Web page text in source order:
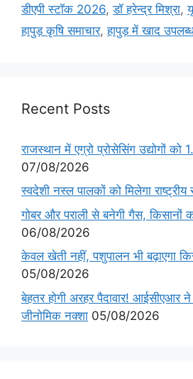
डीएपी स्टॉक 2026,डॉ हरेन्द्र मिश्रा,
हापुड़ कृषि समाचार,हापुड़ में खाद
Recent Posts
राजस्थान में एग्रो प्रोसेसिंग उद्योगों
07/08/2026
स्वदेशी नस्ल पालकों को मिलेगा राष्ट्रीय
गोबर और पराली से बनेगी गैस, किसानों
06/08/2026
केवल खेती नहीं, पशुपालन भी बढ़ाएगा
05/08/2026
बेहतर होगी अरहर पैदावार! आईसीएआर ने
जीनोमिक नक्शा 05/08/2026